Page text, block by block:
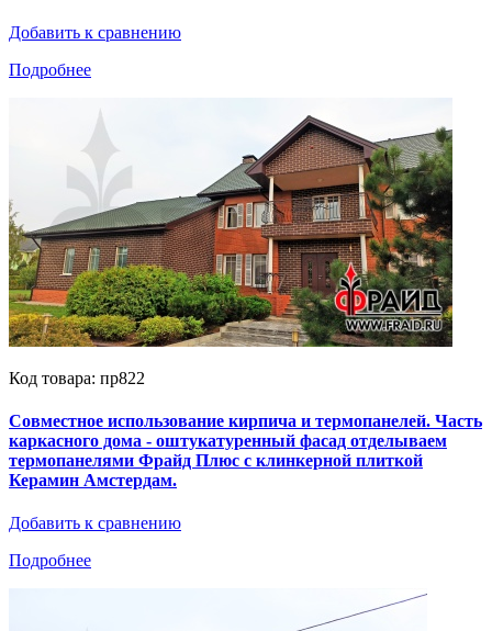
Добавить к сравнению
Подробнее
Код товара: пр822
Совместное использование кирпича и термопанелей. Часть
каркасного дома - оштукатуренный фасад отделываем
термопанелями Фрайд Плюс с клинкерной плиткой
Керамин Амстердам.
Добавить к сравнению
Подробнее